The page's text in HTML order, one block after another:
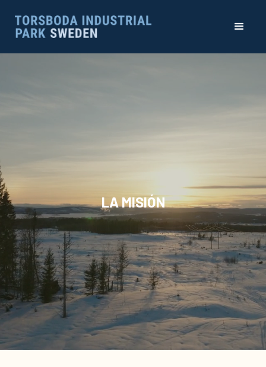
LA MISIÓN